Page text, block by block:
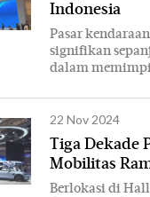
Indonesia
Pasar
signifikan
dalam
22 Nov 2024
Tiga Dekade
Mobilitas
Berlokasi di